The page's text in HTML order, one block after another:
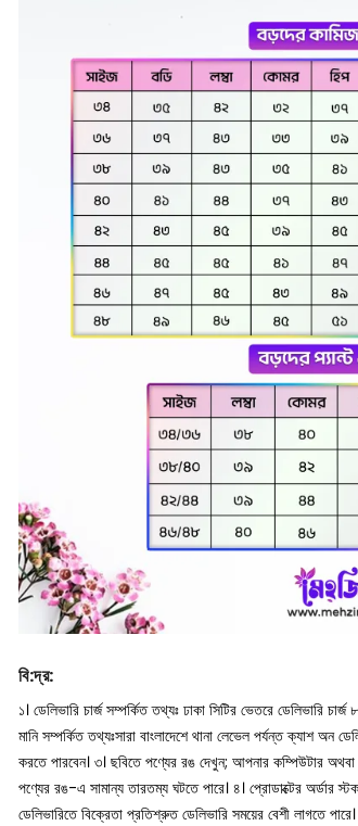
বি:দ্র:
১। ডেলিভারি চার্জ সম্পর্কিত তথ্যঃ ঢাকা সিটির ভেতরে ডেলিভারি চার্জ
মানি সম্পর্কিত তথ্যঃসারা বাংলাদেশে থানা লেভেল পর্যন্ত ক্যাশ অন
করতে পারবেন। ৩। ছবিতে পণ্যের রঙ দেখুন; আপনার কম্পিউটার
পণ্যের রঙ-এ সামান্য তারতম্য ঘটতে পারে। ৪। প্রোডাক্টের অর্ডার
ডেলিভারিতে বিক্রেতা প্রতিশ্রুত ডেলিভারি সময়ের বেশী লাগতে পারে।